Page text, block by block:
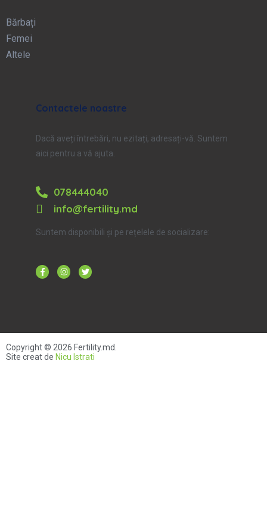
Bărbați
Femei
Altele
Contactele noastre
Dacă aveți întrebări, nu ezitați, adresați-vă. Suntem
aici pentru a vă ajuta.
078444040
info@fertility.md
Suntem disponibili și pe rețelele de socializare:
Copyright © 2026 Fertility.md
Site creat de Nicu Istrati